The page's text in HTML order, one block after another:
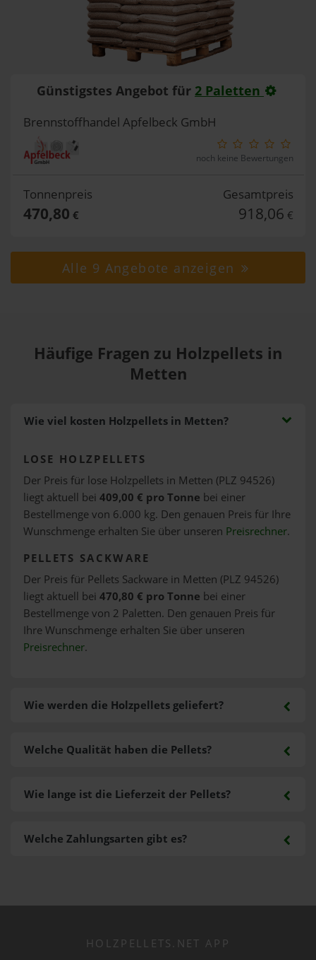
Günstigstes Angebot für 2 Paletten
Brennstoffhandel Apfelbeck GmbH
noch keine Bewertungen
Tonnenpreis
470,80 €
Gesamtpreis
918,06 €
Alle 9 Angebote anzeigen
Häufige Fragen zu Holzpellets in
Metten
Wie viel kosten Holzpellets in Metten?
LOSE HOLZPELLETS
Der Preis für lose Holzpellets in Metten (PLZ 94526)
liegt aktuell bei 409,00 € pro Tonne bei einer
Bestellmenge von 6.000 kg. Den genauen Preis für Ihre
Wunschmenge erhalten Sie über unseren Preisrechner.
PELLETS SACKWARE
Der Preis für Pellets Sackware in Metten (PLZ 94526)
liegt aktuell bei 470,80 € pro Tonne bei einer
Bestellmenge von 2 Paletten. Den genauen Preis für
Ihre Wunschmenge erhalten Sie über unseren
Preisrechner.
Wie werden die Holzpellets geliefert?
Welche Zahlungsarten gibt es?
Welche Qualität haben die Pellets?
Wie lange ist die Lieferzeit der Pellets?
HOLZPELLETS.NET APP